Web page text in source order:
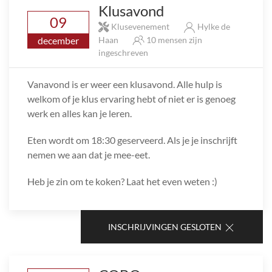
09
december
Klusavond
Klusevenement
Hylke de
Haan
10 mensen zijn
ingeschreven
Vanavond is er weer een klusavond. Alle hulp is
welkom of je klus ervaring hebt of niet er is genoeg
werk en alles kan je leren.
Eten wordt om 18:30 geserveerd. Als je je inschrijft
nemen we aan dat je mee-eet.
Heb je zin om te koken? Laat het even weten :)
INSCHRIJVINGEN GESLOTEN